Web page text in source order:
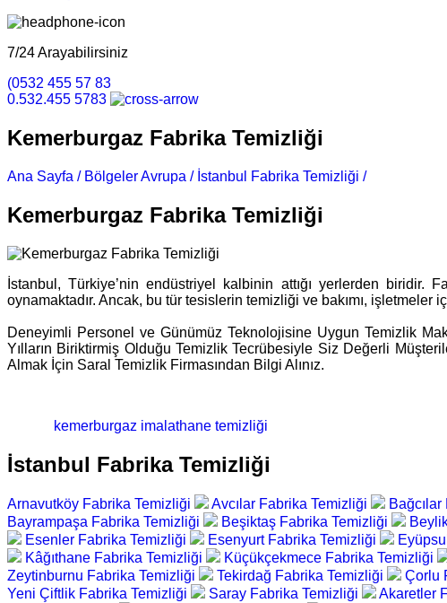
7/24 Arayabilirsiniz
(0532 455 57 83
0.532.455 5783
Kemerburgaz Fabrika Temizliği
Ana Sayfa / Bölgeler Avrupa / İstanbul Fabrika Temizliği /
Kemerburgaz Fabrika Temizliği
İstanbul, Türkiye’nin endüstriyel kalbinin attığı yerlerden
oynamaktadır. Ancak, bu tür tesislerin temizliği ve bakımı,
Deneyimli Personel ve Günümüz Teknolojisine Uygun Temizlik
Yılların Biriktirmiş Olduğu Temizlik Tecrübesiyle Siz Değerli
Almak İçin Saral Temizlik Firmasından Bilgi Alınız.
kemerburgaz imalathane temizliği
İstanbul Fabrika Temizliği
Arnavutköy Fabrika Temizliği Avcılar Fabrika Temizliği
Bayrampaşa Fabrika Temizliği
Beşiktaş Fabrika Temizliği
Esenler Fabrika Temizliği
Esenyurt Fabrika Temizliği
Kâğıthane Fabrika Temizliği
Küçükçekmece Fabrika Temizliği
Zeytinburnu Fabrika Temizliği
Tekirdağ Fabrika Temizliği Çorlu
Yeni Çiftlik Fabrika Temizliği
Saray Fabrika Temizliği Akaretler